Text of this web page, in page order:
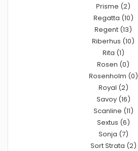
Prisme (2)
Regatta (10)
Regent (13)
Riberhus (10)
Rita (1)
Rosen (0)
Rosenholm (0)
Royal (2)
Savoy (16)
Scanline (11)
Sextus (6)
Sonja (7)
Sort Strata (2)